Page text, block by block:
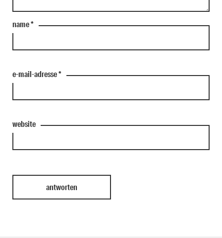
name*
e-mail-adresse*
website